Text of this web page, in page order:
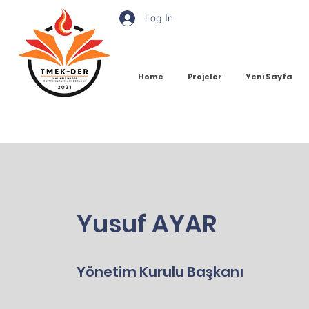
Log In
Home Projeler Yeni Sayfa
Yusuf AYAR
Yönetim Kurulu Başkanı